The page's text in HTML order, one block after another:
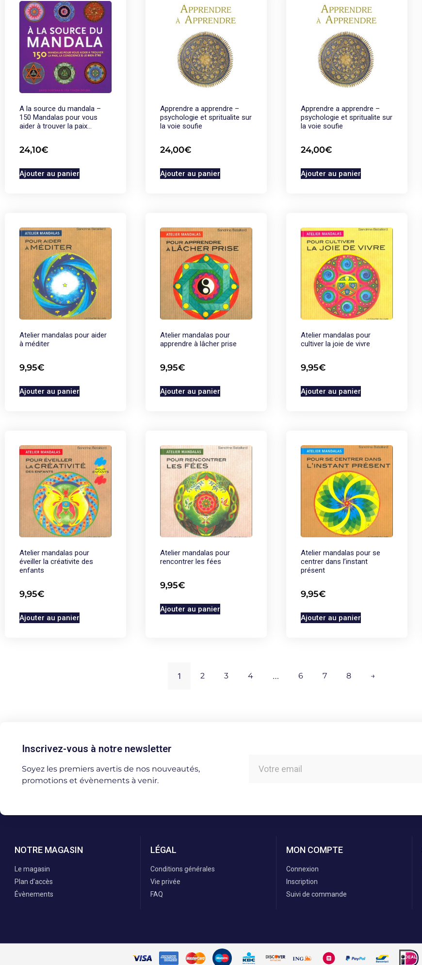
A la source du mandala –
150 Mandalas pour vous
aider à trouver la paix…
24,10€
Ajouter au panier
Apprendre a apprendre –
psychologie et spritualite sur
la voie soufie
24,00€
Ajouter au panier
Apprendre a apprendre –
psychologie et spritualite sur
la voie soufie
24,00€
Ajouter au panier
Atelier mandalas pour aider
à méditer
9,95€
Ajouter au panier
Atelier mandalas pour
apprendre à lâcher prise
9,95€
Ajouter au panier
Atelier mandalas pour
cultiver la joie de vivre
9,95€
Ajouter au panier
Atelier mandalas pour
éveiller la créativite des
enfants
9,95€
Ajouter au panier
Atelier mandalas pour
rencontrer les fées
9,95€
Ajouter au panier
Atelier mandalas pour se
centrer dans l’instant
présent
9,95€
Ajouter au panier
1 2 3 4 … 6 7 8 →
Inscrivez-vous à notre newsletter
Soyez les premiers avertis de nos nouveautés,
promotions et évènements à venir.
NOTRE MAGASIN
Le magasin
Plan d'accès
Évènements
LÉGAL
Conditions générales
Vie privée
FAQ
MON COMPTE
Connexion
Inscription
Suivi de commande